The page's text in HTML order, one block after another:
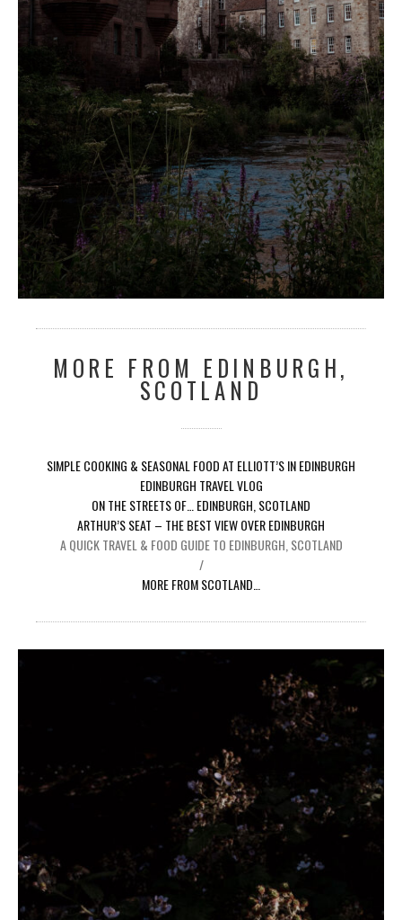
MORE FROM EDINBURGH,
SCOTLAND
SIMPLE COOKING & SEASONAL FOOD AT ELLIOTT’S IN EDINBURGH
EDINBURGH TRAVEL VLOG
ON THE STREETS OF… EDINBURGH, SCOTLAND
ARTHUR’S SEAT – THE BEST VIEW OVER EDINBURGH
A QUICK TRAVEL & FOOD GUIDE TO EDINBURGH, SCOTLAND
/
MORE FROM SCOTLAND…